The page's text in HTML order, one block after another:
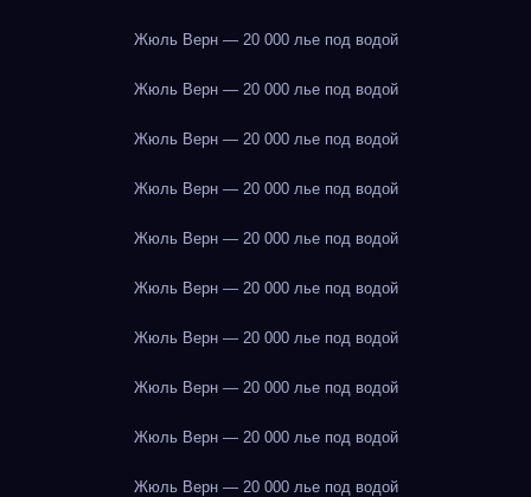
Жюль Верн — 20 000 лье под водой
Жюль Верн — 20 000 лье под водой
Жюль Верн — 20 000 лье под водой
Жюль Верн — 20 000 лье под водой
Жюль Верн — 20 000 лье под водой
Жюль Верн — 20 000 лье под водой
Жюль Верн — 20 000 лье под водой
Жюль Верн — 20 000 лье под водой
Жюль Верн — 20 000 лье под водой
Жюль Верн — 20 000 лье под водой